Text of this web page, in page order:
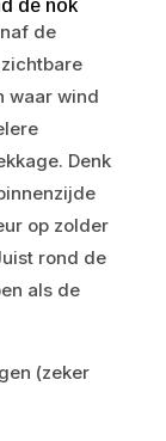
de nok
de
waar wind
Denk
op zolder
rond de
als de
(zeker